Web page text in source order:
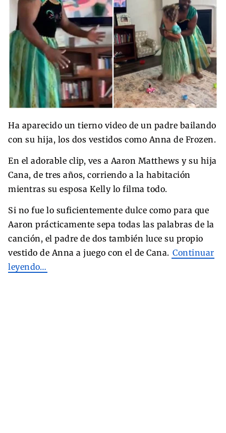
Ha aparecido un tierno video de un padre bailando
con su hija, los dos vestidos como Anna de Frozen.
En el adorable clip, ves a Aaron Matthews y su hija
Cana, de tres años, corriendo a la habitación
mientras su esposa Kelly lo filma todo.
Si no fue lo suficientemente dulce como para que
Aaron prácticamente sepa todas las palabras de la
canción, el padre de dos también luce su propio
vestido de Anna a juego con el de Cana. Continuar
leyendo…